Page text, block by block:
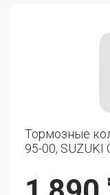
Тормозные
95-00, SUZUKI